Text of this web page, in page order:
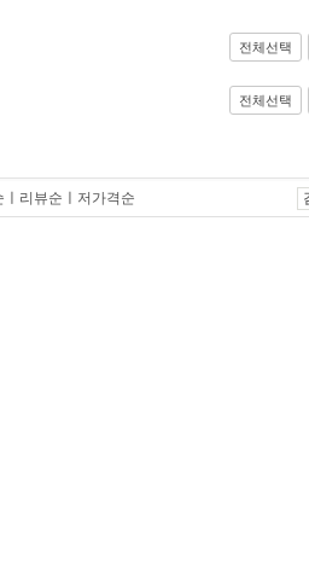
전체선택
전체선택
ㅣ 리뷰순 ㅣ 저가격순